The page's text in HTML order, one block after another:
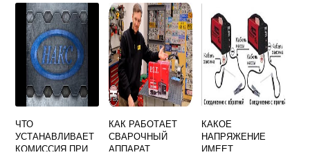
ЧТО
УСТАНАВЛИВАЕТ
КОМИССИЯ ПРИ
КАК РАБОТАЕТ
СВАРОЧНЫЙ
АППАРАТ
КАКОЕ
НАПРЯЖЕНИЕ
ИМЕЕТ